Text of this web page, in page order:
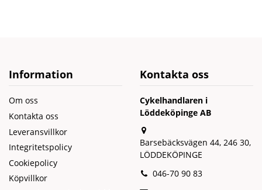
Information
Om oss
Kontakta oss
Leveransvillkor
Integritetspolicy
Cookiepolicy
Köpvillkor
Kontakta oss
Cykelhandlaren i
Löddeköpinge AB
Barsebäcksvägen 44, 246 30,
LÖDDEKÖPINGE
046-70 90 83